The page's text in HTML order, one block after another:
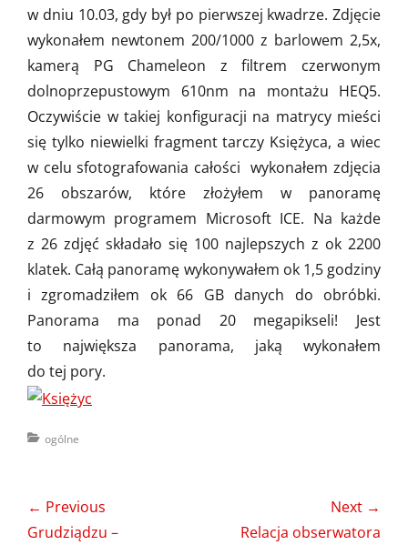
w dniu 10.03, gdy był po pierwszej kwadrze. Zdjęcie
wykonałem newtonem 200/1000 z barlowem 2,5x,
kamerą PG Chameleon z filtrem czerwonym
dolnoprzepustowym 610nm na montażu HEQ5.
Oczywiście w takiej konfiguracji na matrycy mieści
się tylko niewielki fragment tarczy Księżyca, a wiec
w celu sfotografowania całości wykonałem zdjęcia
26 obszarów, które złożyłem w panoramę
darmowym programem Microsoft ICE. Na każde
z 26 zdjęć składało się 100 najlepszych z ok 2200
klatek. Całą panoramę wykonywałem ok 1,5 godziny
i zgromadziłem ok 66 GB danych do obróbki.
Panorama ma ponad 20 megapikseli! Jest
to największa panorama, jaką wykonałem
do tej pory.
Categories
ogólne
Nawigacja
wpisu
← Previous
Previous
Grudziądzu –
Next →
Relacja obserwatora